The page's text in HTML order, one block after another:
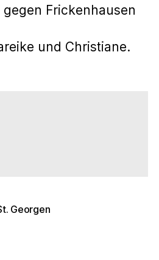
Frickenhausen
und Christiane.
Georgen